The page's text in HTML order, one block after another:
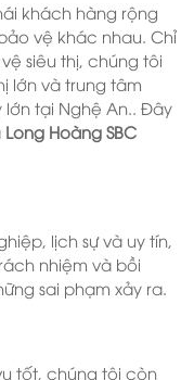
khách hàng rộng
vệ khác nhau. Chỉ
siêu thị, chúng tôi
lớn và trung tâm
tại Nghệ An.. Đây
Long Hoàng SBC
lịch sự và uy tín,
nhiệm và bồi
sai phạm xảy ra.
tốt, chúng tôi còn